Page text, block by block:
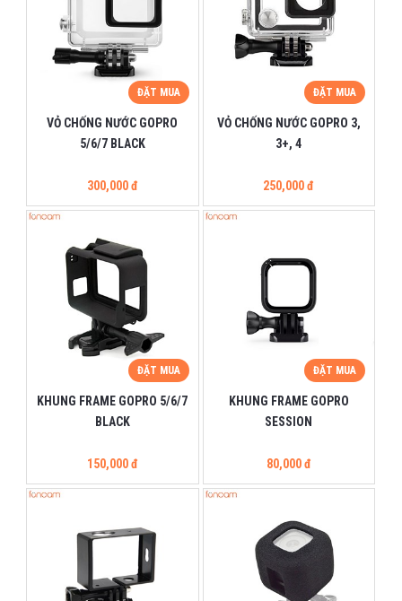
ĐẶT MUA
VỎ CHỐNG NƯỚC GOPRO
5/6/7 BLACK
300,000 đ
ĐẶT MUA
VỎ CHỐNG NƯỚC GOPRO 3,
3+, 4
250,000 đ
ĐẶT MUA
KHUNG FRAME GOPRO 5/6/7
BLACK
150,000 đ
ĐẶT MUA
KHUNG FRAME GOPRO
SESSION
80,000 đ